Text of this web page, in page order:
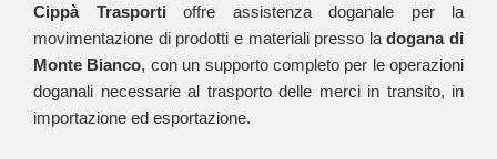
Cippà Trasporti offre assistenza doganale per la
movimentazione di prodotti e materiali presso ladogana di
Monte Bianco, con un supporto completo per le operazioni
doganali necessarie al trasporto delle merci in transito, in
importazione ed esportazione.